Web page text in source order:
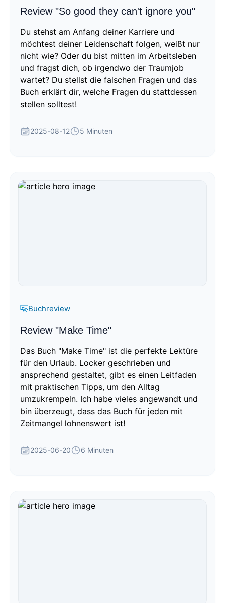
Review "So good they can't ignore you"
Du stehst am Anfang deiner Karriere und
möchtest deiner Leidenschaft folgen, weißt nur
nicht wie? Oder du bist mitten im Arbeitsleben
und fragst dich, ob irgendwo der Traumjob
wartet? Du stellst die falschen Fragen und das
Buch erklärt dir, welche Fragen du stattdessen
stellen solltest!
2025-08-12 5 Minuten
Buchreview
Review "Make Time"
Das Buch "Make Time" ist die perfekte Lektüre
für den Urlaub. Locker geschrieben und
ansprechend gestaltet, gibt es einen Leitfaden
mit praktischen Tipps, um den Alltag
umzukrempeln. Ich habe vieles angewandt und
bin überzeugt, dass das Buch für jeden mit
Zeitmangel lohnenswert ist!
2025-06-20 6 Minuten